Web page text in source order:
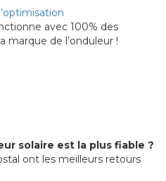
avec 100% des
marque de l’onduleur !
solaire est la plus fiable ?
ont les meilleurs retours